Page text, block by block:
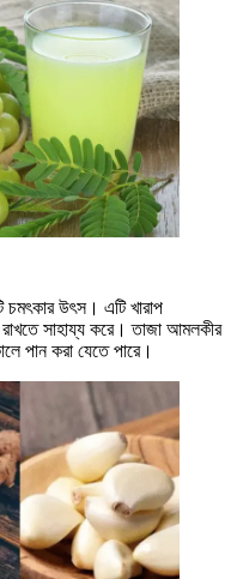
চমৎকার উৎস। এটি খারাপ
রাখতে সাহায্য করে। তাজা আমলকীর
পান করা যেতে পারে।